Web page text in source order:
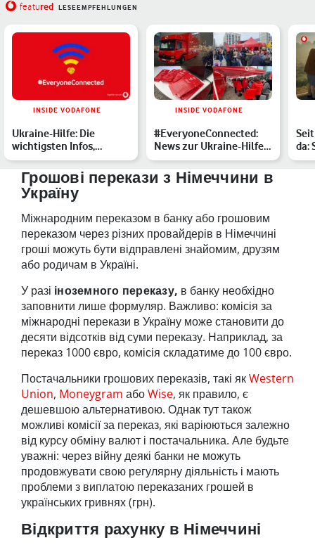
featured LESEEMPFEHLUNGEN
INSIDE VODAFONE
Ukraine-Hilfe: Die
wichtigsten Infos,
Kontaktdaten und
Anlaufstel…
INSIDE VODAFONE
#EveryoneConnected:
News zur Ukraine-Hilfe
von Vodafone
da:
Грошові перекази з Німеччини в
Україну
Міжнародним переказом в банку або грошовим
переказом через різних провайдерів в Німеччині
гроші можуть бути відправлені знайомим, друзям
або родичам в Україні.
У разі іноземного переказу, в банку необхідно
заповнити лише формуляр. Важливо: комісія за
міжнародні перекази в Україну може становити до
десяти відсотків від суми переказу. Наприклад, за
переказ 1000 євро, комісія складатиме до 100 євро.
Постачальники грошових переказів, такі якWestern
Union, Moneygram абоWise, як правило, є
дешевшою альтернативою. Однак тут також
можливі комісії за переказ, які варіюються залежно
від курсу обміну валют і постачальника. Але будьте
уважні: через війну деякі банки не можуть
продовжувати свою регулярну діяльність і мають
проблеми з виплатою переказаних грошей в
українських гривнях (грн).
Відкриття рахунку в Німеччині